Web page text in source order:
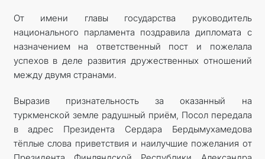
От имени главы государства руководитель
национального парламента поздравила дипломата с
назначением на ответственный пост и пожелала
успехов в деле развития дружественных отношений
между двумя странами.
Выразив признательность за оказанный на
туркменской земле радушный приём, Посол передала
в адрес Президента Сердара Бердымухамедова
тёплые слова приветствия и наилучшие пожелания от